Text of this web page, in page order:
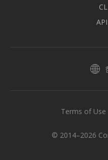
© 2014–2026
Terms of Use